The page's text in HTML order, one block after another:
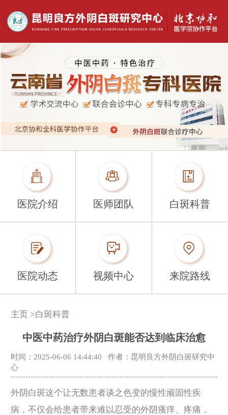
医院介绍 医师团队 白斑科普
医院动态 视频中心 来院路线
主页 >白斑科普
中医中药治疗外阴白斑能否达到临床治愈
时间：2025-06-06 14:44:40
作者：昆明良方外阴白斑研究中
心
外阴白斑这个让无数患者谈之色变的慢性顽固性疾
病，不仅会给患者带来难以忍受的外阴瘙痒、疼痛，